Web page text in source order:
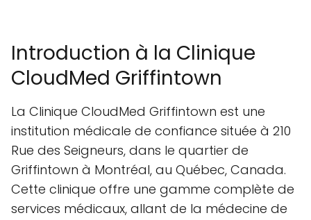
Lundi: 9 am–5 pm
Mardi: 9 am–5 pm
Jeudi: 9 am–5 pm
Vendredi: 9 am–5 pm
Samedi: Closed
Dimanche: Closed